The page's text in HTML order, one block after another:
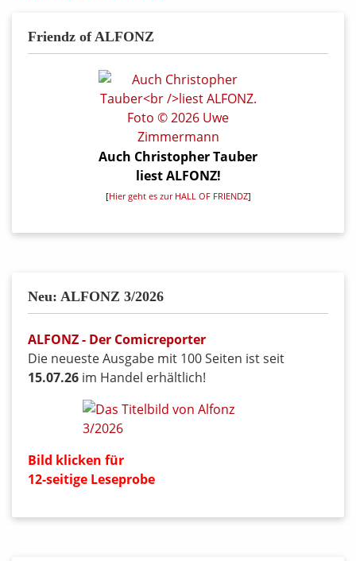
Friendz of ALFONZ
Auch Christopher Tauber
liest ALFONZ!
[Hier geht es zur HALL OF FRIENDZ]
Neu: ALFONZ 3/2026
ALFONZ - Der Comicreporter
Die neueste Ausgabe mit 100 Seiten ist seit
15.07.26 im Handel erhältlich!
Bild klicken für
12-seitige Leseprobe